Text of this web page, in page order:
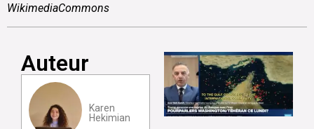
WikimediaCommons
Auteur
Karen
Hekimian